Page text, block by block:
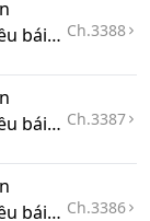
khi thành tiên.
lựa chọn tu
giám định phát
bắt đầu
thiếu đạo
vậy, Bùi
của tiên tử
hôn mê sau
bái
Ch.3388
bái
Ch.3387
bái
Ch.3386